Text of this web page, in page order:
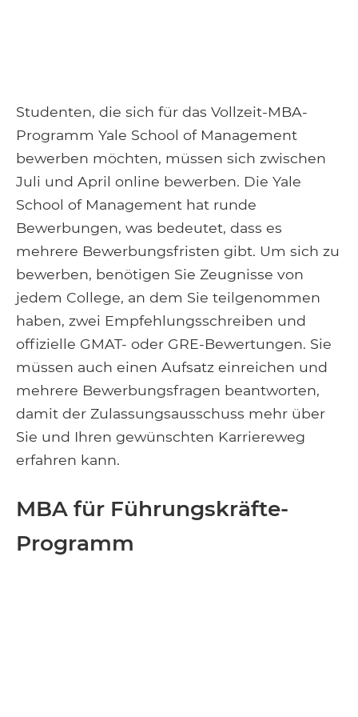
Studenten, die sich für das Vollzeit-MBA-
Programm Yale School of Management
bewerben möchten, müssen sich zwischen
Juli und April online bewerben. Die Yale
School of Management hat runde
Bewerbungen, was bedeutet, dass es
mehrere Bewerbungsfristen gibt. Um sich zu
bewerben, benötigen Sie Zeugnisse von
jedem College, an dem Sie teilgenommen
haben, zwei Empfehlungsschreiben und
offizielle GMAT- oder GRE-Bewertungen. Sie
müssen auch einen Aufsatz einreichen und
mehrere Bewerbungsfragen beantworten,
damit der Zulassungsausschuss mehr über
Sie und Ihren gewünschten Karriereweg
erfahren kann.
MBA für Führungskräfte-
Programm